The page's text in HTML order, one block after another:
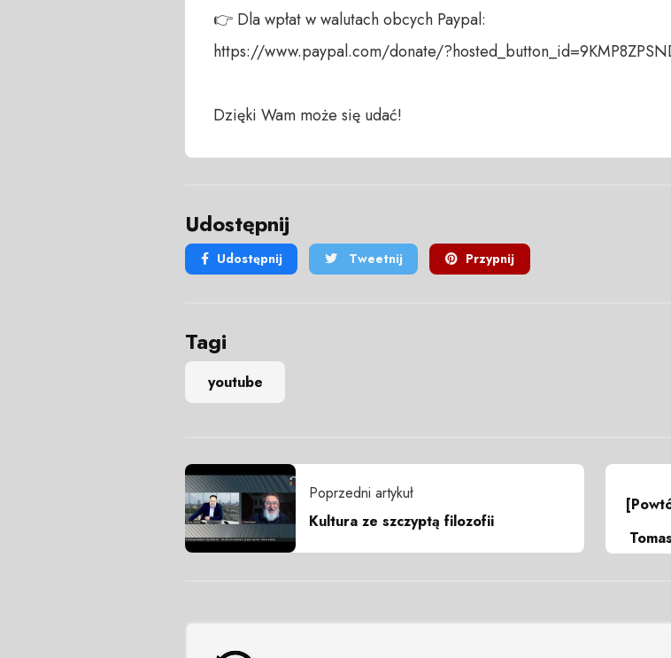
👉 Dla wpłat w walutach obcych Paypal:
https://www.paypal.com/donate/
Dzięki Wam może się udać!
Udostępnij
Udostępnij Tweetnij Przypnij
Tagi
youtube
Poprzedni artykuł
Kultura ze szczyptą filozofii